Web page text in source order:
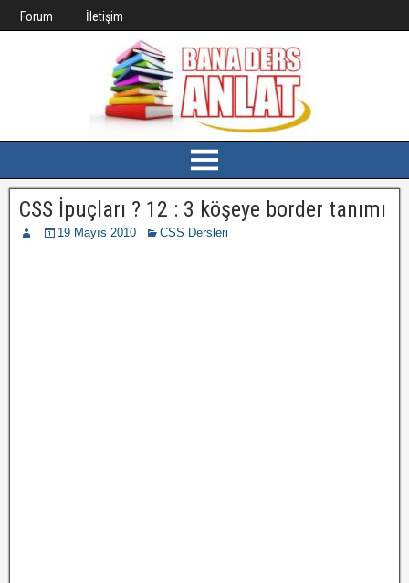
Forum İletişim
CSS İpuçları ? 12 : 3 köşeye border tanımı
19 Mayıs 2010 CSS Dersleri